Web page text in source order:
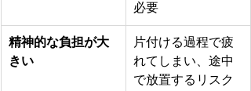
必要
精神的な負担が大
きい
片付ける過程で疲
れてしまい、途中
で放置するリスク